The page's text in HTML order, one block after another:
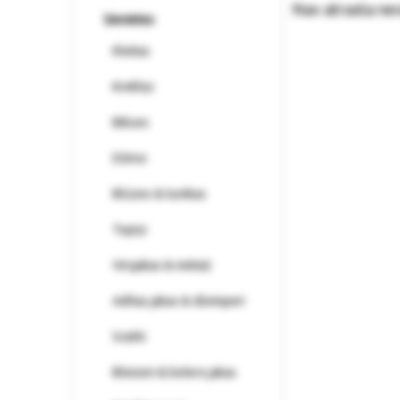
Sievietes
Kleitas
Krekliņi
Bikses
Džinsi
Blūzes & tunikas
Topiņi
Virsjakas & mēteļi
Adītas jakas & džemperi
Svārki
Bleizeri & bolero jakas
Nav atrasta